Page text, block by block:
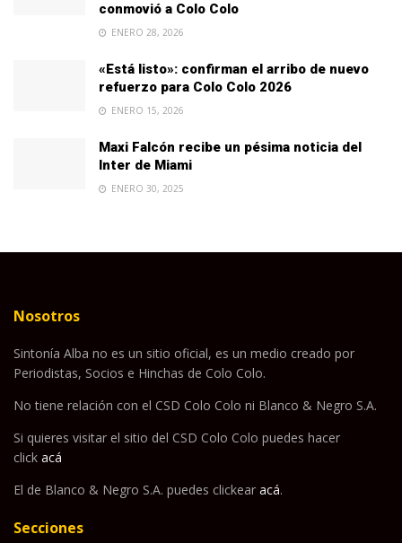
conmovió a Colo Colo
ENERO 28, 2026
«Está listo»: confirman el arribo de nuevo
refuerzo para Colo Colo 2026
ENERO 15, 2026
Maxi Falcón recibe un pésima noticia del
Inter de Miami
ENERO 30, 2025
Nosotros
Sintonía Alba no es un sitio oficial, es un medio creado por
Periodistas, Socios e Hinchas de Colo Colo.
No tiene relación con el CSD Colo Colo ni Blanco & Negro S.A.
Si quieres visitar el sitio del CSD Colo Colo puedes hacer
click acá
El de Blanco & Negro S.A. puedes clickear acá.
Secciones